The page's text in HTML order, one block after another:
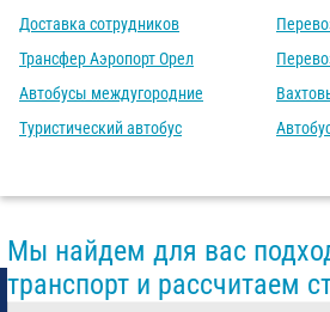
Доставка сотрудников
Трансфер Аэропорт Орел
Автобусы междугородние
Туристический автобус
Мы найдем для вас
транспорт и рассчитаем